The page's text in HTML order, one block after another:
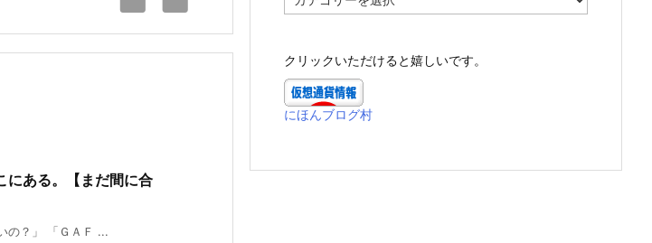
にある。【まだ間に合
の？」 「ＧＡＦ ...
テ
ー
クリックいただけると嬉しいです。
にほんブログ村